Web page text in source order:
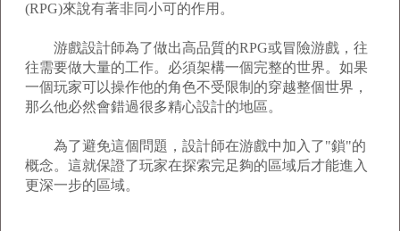
(RPG)來說有著非同小可的作用。
游戲設計師為了做出高品質的RPG或冒險游戲，往
往需要做大量的工作。必須架構一個完整的世界。如果
一個玩家可以操作他的角色不受限制的穿越整個世界，
那么他必然會錯過很多精心設計的地區。
為了避免這個問題，設計師在游戲中加入了"鎖"的
概念。這就保證了玩家在探索完足夠的區域后才能進入
更深一步的區域。